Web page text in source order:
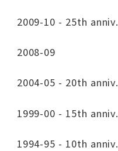
2009-10 - 25th anniv.
2008-09
2004-05 - 20th anniv.
1999-00 - 15th anniv.
1994-95 - 10th anniv.